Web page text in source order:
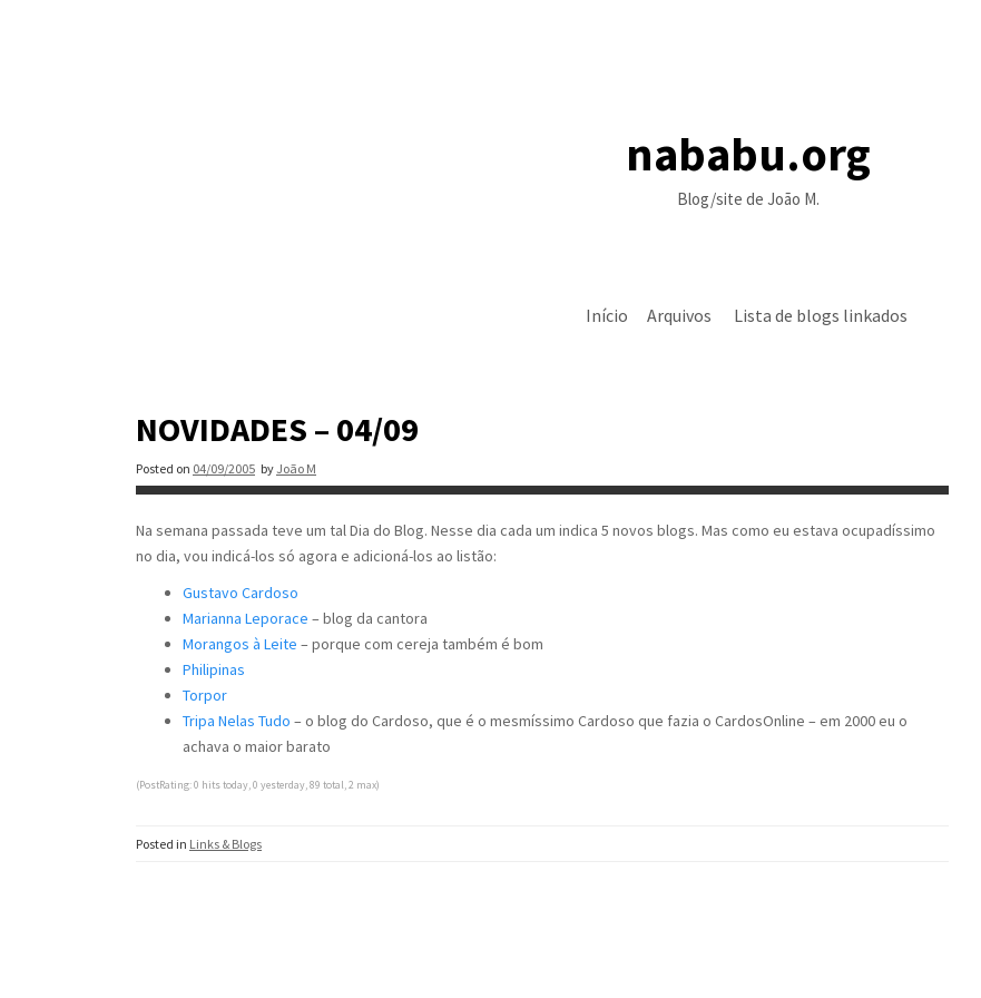
nababu.org
Blog/site de João M.
Início Arquivos Lista de blogs linkados
NOVIDADES – 04/09
Posted on 04/09/2005 by João M
Na semana passada teve um tal Dia do Blog. Nesse dia cada um indica 5 novos blogs. Mas como eu estava ocupadíssimo
no dia, vou indicá-los só agora e adicioná-los ao listão:
Gustavo Cardoso
Marianna Leporace – blog da cantora
Morangos à Leite – porque com cereja também é bom
Philipinas
Torpor
Tripa Nelas Tudo – o blog do Cardoso, que é o mesmíssimo Cardoso que fazia o CardosOnline – em 2000 eu o
achava o maior barato
(PostRating: 0 hits today, 0 yesterday, 89 total, 2 max)
Posted in Links & Blogs